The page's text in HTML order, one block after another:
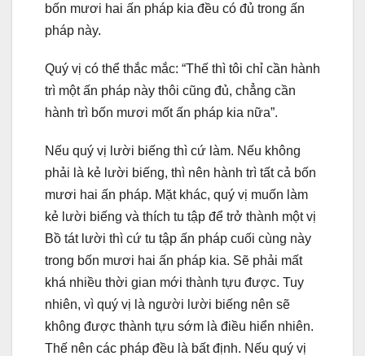
bốn mươi hai ấn pháp kia đều có đủ trong ấn
pháp này.
Quý vị có thể thắc mắc: “Thế thì tôi chỉ cần hành
trì một ấn pháp này thôi cũng đủ, chẳng cần
hành trì bốn mươi mốt ấn pháp kia nữa”.
Nếu quý vị lười biếng thì cứ làm. Nếu không
phải là kẻ lười biếng, thì nên hành trì tất cả bốn
mươi hai ấn pháp. Mặt khác, quý vị muốn làm
kẻ lười biếng và thích tu tập để trở thành một vị
Bồ tát lười thì cứ tu tập ấn pháp cuối cùng này
trong bốn mươi hai ấn pháp kia. Sẽ phải mất
khá nhiều thời gian mới thành tựu được. Tuy
nhiên, vì quý vị là người lười biếng nên sẽ
không được thành tựu sớm là điều hiển nhiên.
Thế nên các pháp đều là bất định. Nếu quý vị